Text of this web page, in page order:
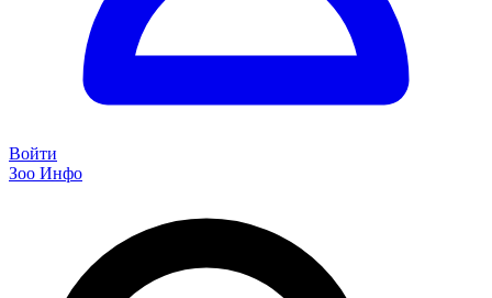
Войти
Зоо Инфо